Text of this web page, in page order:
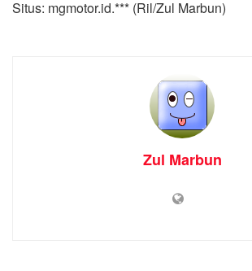
Zul Marbun